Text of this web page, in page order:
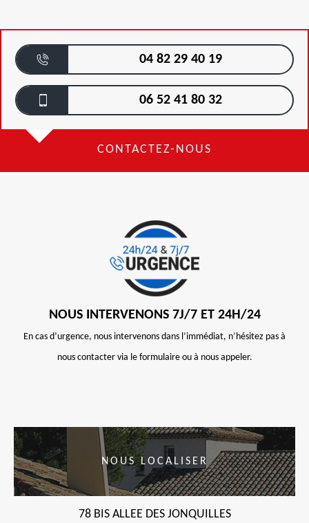
04 82 29 40 19
06 52 41 80 32
CONTACTEZ-NOUS
NOUS INTERVENONS 7J/7 ET 24H/24
En cas d’urgence, nous intervenons dans l’immédiat, n’hésitez pas à
nous contacter via le formulaire ou à nous appeler.
NOUS LOCALISER
78 BIS ALLEE DES JONQUILLES